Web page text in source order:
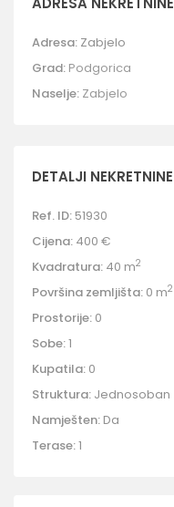
Adresa: Zabjelo
Grad: Podgorica
Naselje: Zabjelo
DETALJI NEKRETNINE
Ref. ID: 51930
Cijena: 400 €
Kvadratura: 40 m2
Površina zemljišta: 0 m2
Prostorije: 0
Sobe:1
Kupatila: 0
Struktura: Jednosoban
Namješten: Da
Terase:1